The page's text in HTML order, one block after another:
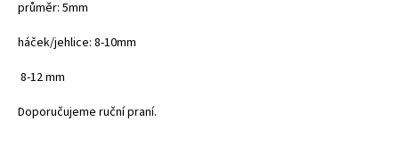
průměr: 5mm
háček/jehlice: 8-10mm
8-12 mm
Doporučujeme ruční praní.